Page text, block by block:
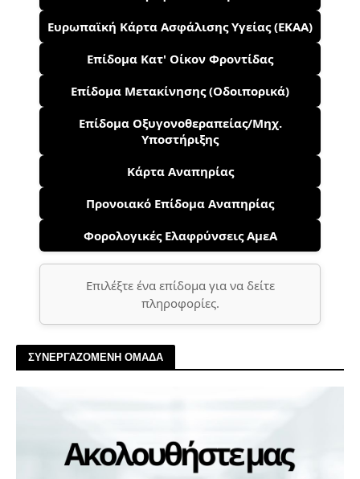
Ευρωπαϊκή Κάρτα Ασφάλισης Υγείας (ΕΚΑΑ)
Επίδομα Κατ' Οίκον Φροντίδας
Επίδομα Μετακίνησης (Οδοιπορικά)
Επίδομα Οξυγονοθεραπείας/Μηχ.
Υποστήριξης
Κάρτα Αναπηρίας
Προνοιακό Επίδομα Αναπηρίας
Φορολογικές Ελαφρύνσεις ΑμεΑ
Επιλέξτε ένα επίδομα για να δείτε
πληροφορίες.
ΣΥΝΕΡΓΑΖΟΜΕΝΗ ΟΜΑΔΑ